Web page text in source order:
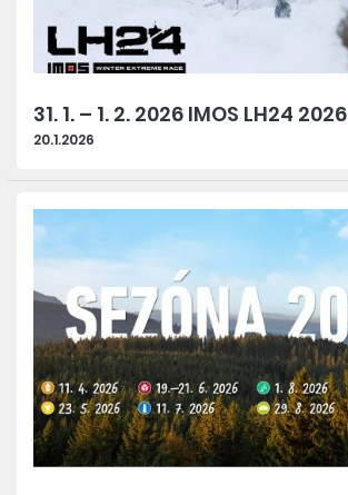
31. 1. – 1. 2. 2026 IMOS LH24 2026
20.1.2026